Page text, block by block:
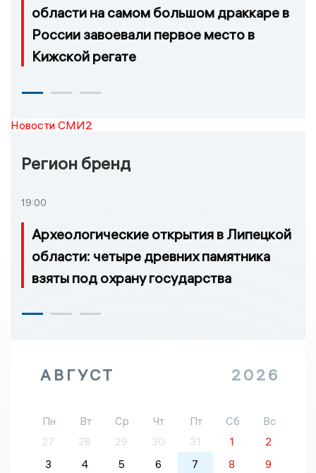
области на самом большом драккаре в
России завоевали первое место в
Кижской регате
Новости СМИ2
Регион бренд
19:00
Археологические открытия в Липецкой
области: четыре древних памятника
взяты под охрану государства
АВГУСТ 2026
Пн Вт Ср Чт Пт Сб
Вс
27
28 29 30 31 1
2
3
4 5 6 7 8 9